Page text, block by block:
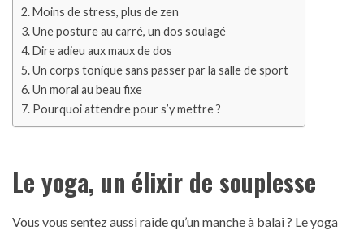
Moins de stress, plus de zen
Une posture au carré, un dos soulagé
Dire adieu aux maux de dos
Un corps tonique sans passer par la salle de sport
Un moral au beau fixe
Pourquoi attendre pour s’y mettre ?
Le yoga, un élixir de souplesse
Vous vous sentez aussi raide qu’un manche à balai ? Le yoga